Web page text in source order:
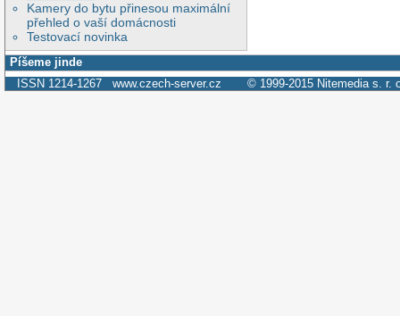
Kamery do bytu přinesou maximální
přehled o vaší domácnosti
Testovací novinka
Píšeme jinde
ISSN 1214-1267 www.czech-server.cz © 1999-2015 Nitemedia s. r.